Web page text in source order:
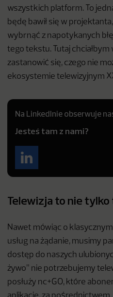
wszystkich platform. To
będę bawił się w
wybrnąć z napotykanych
tego tekstu. Tutaj chciałbym
zastanowić się, czego nie
ekosystemie telewizyjnym
Na LinkedInie obserwuje
Jesteś tam z nami?
Telewizja to nie
Nawet mówiąc o
usług na żądanie, musimy
dostęp do naszych
żywo” nie potrzebujemy
posłuży nc+GO, które